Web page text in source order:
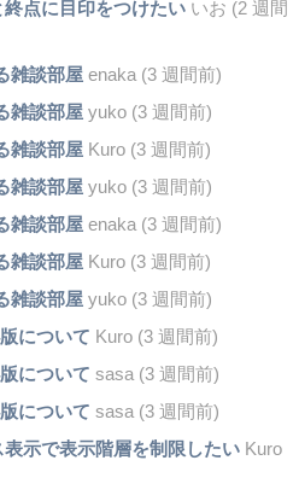
点に目印をつけたいいお (2 週間
雑談部屋enaka (3 週間前)
雑談部屋yuko (3 週間前)
雑談部屋Kuro (3 週間前)
雑談部屋yuko (3 週間前)
雑談部屋enaka (3 週間前)
雑談部屋Kuro (3 週間前)
雑談部屋yuko (3 週間前)
について Kuro (3 週間前)
について sasa (3 週間前)
について sasa (3 週間前)
示で表示階層を制限したいKuro